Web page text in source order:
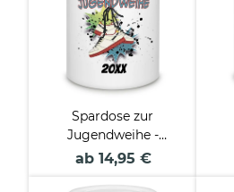
Spardose zur
Jugendweihe -
Turnschuhe - mit
ab 14,95 €